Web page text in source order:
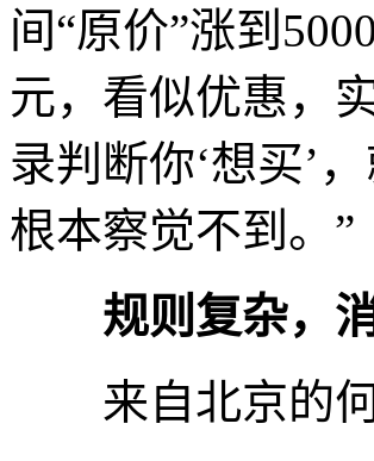
间“原价”涨到
元，看似优惠，
录判断你‘想买’
根本察觉不到。”
规则复杂，
来自北京的何